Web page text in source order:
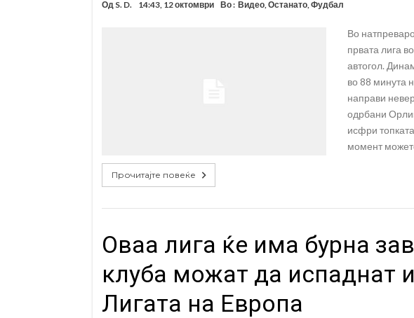
Од S. D. 14:43, 12 октомври Во : Видео, Останато, Фудбал
Во
првата лига
автогол.
во 88 минута
направи
одрбани
исфри
момент
Прочитајте повеќе
Оваа лига ќе има бурна
клуба можат да испаднат
Лигата на Европа